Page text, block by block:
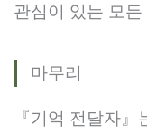
관심이 있는 모
마무리
『기억 전달자